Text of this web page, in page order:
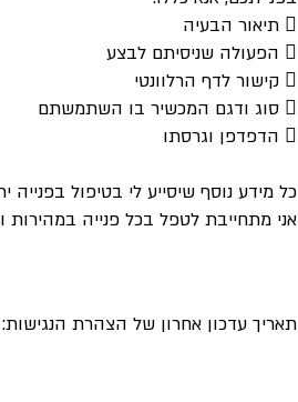
 תיאור הבעיה
 הפעולה שניסיתם לבצע
 קישור לדף הרלוונטי
 סוג ודגם המכשיר בו השתמשתם
 הדפדפן וגרסתו
כל מידע נוסף שיסייע לי בטיפול
אני מתחייבת לטפל בכל פנייה במהירות
תאריך עדכון אחרון של הצהרת הנגישות: 23.10.2025